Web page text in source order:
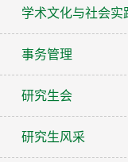
学术文化与社会实
事务管理
研究生会
研究生风采